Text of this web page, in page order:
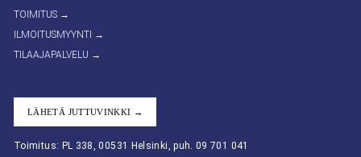
TOIMITUS →
ILMOITUSMYYNTI →
TILAAJAPALVELU →
LÄHETÄ JUTTUVINKKI →
Toimitus: PL 338, 00531 Helsinki, puh. 09 701 041